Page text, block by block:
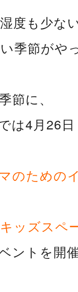
度も少な
季節がや
節に、
は4月26
のための
ッズスペ
ントを開